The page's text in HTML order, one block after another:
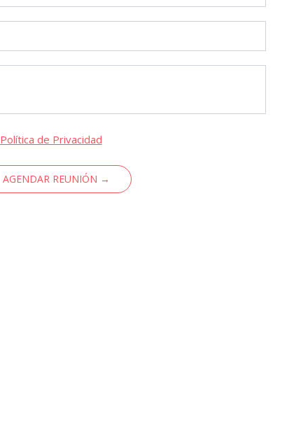
Política de Privacidad